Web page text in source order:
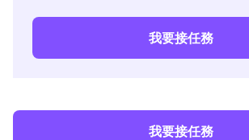
我要接任務
我要接任務